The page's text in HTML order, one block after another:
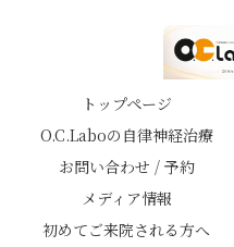
トップページ
O.C.Laboの自律神経治療
お問い合わせ / 予約
メディア情報
初めてご来院される方へ